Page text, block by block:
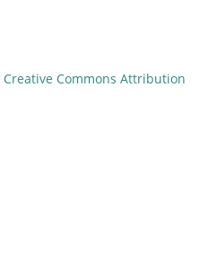
Creative Commons Attribution